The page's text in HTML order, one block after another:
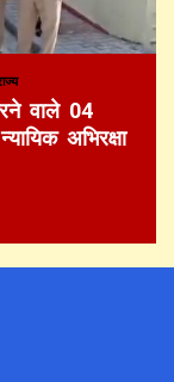
वाले 04
अभिरक्षा